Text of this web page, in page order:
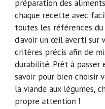
préparation des
chaque recette avec
toutes les références
d’avoir un œil averti sur
critères précis afin de
durabilité. Prêt à passer
savoir pour bien choisir
la viande aux légumes,
propre attention !